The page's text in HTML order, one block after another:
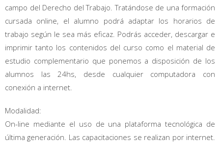
campo del Derecho del Trabajo. Tratándose de una formación
cursada online, el alumno podrá adaptar los horarios de
trabajo según le sea más eficaz. Podrás acceder, descargar e
imprimir tanto los contenidos del curso como el material de
estudio complementario que ponemos a disposición de los
alumnos las 24hs, desde cualquier computadora con
conexión a internet.
Modalidad:
On-line mediante el uso de una plataforma tecnológica de
última generación. Las capacitaciones se realizan por internet.